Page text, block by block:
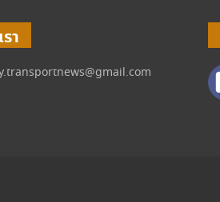
า